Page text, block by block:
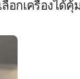
อกเครื่องได้คุ้